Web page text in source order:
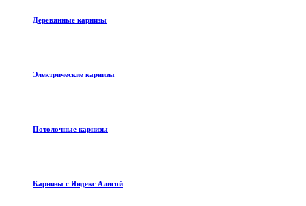
Деревянные карнизы
Электрические карнизы
Потолочные карнизы
Карнизы с Яндекс Алисой